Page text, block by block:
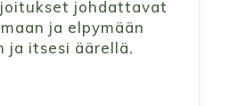
johdattavat
ja elpymään
ja itsesi äärellä.